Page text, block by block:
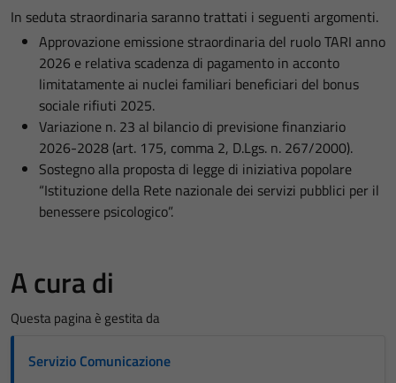
In seduta straordinaria saranno trattati i seguenti argomenti.
Approvazione emissione straordinaria del ruolo TARI anno
2026 e relativa scadenza di pagamento in acconto
limitatamente ai nuclei familiari beneficiari del bonus
sociale rifiuti 2025.
Variazione n. 23 al bilancio di previsione finanziario
2026-2028 (art. 175, comma 2, D.Lgs. n. 267/2000).
Sostegno alla proposta di legge di iniziativa popolare
“Istituzione della Rete nazionale dei servizi pubblici per il
benessere psicologico”.
A cura di
Questa pagina è gestita da
Servizio Comunicazione